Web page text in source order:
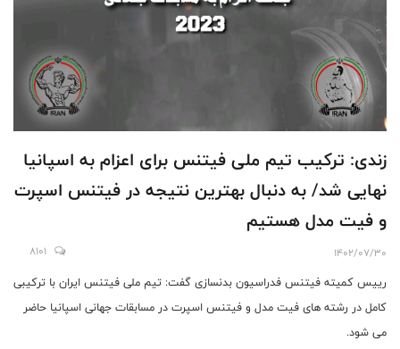
زندی: تركيب تيم ملى فيتنس برای اعزام به اسپانیا
نهايى شد/ به دنبال بهترین نتیجه در فیتنس اسپرت
و فیت مدل هستیم
1402/07/30
8101
رییس کمیته فیتنس فدراسیون بدنسازی گفت: تیم ملی فیتنس ایران با ترکیبی
کامل در رشته های فیت مدل و فیتنس اسپرت در مسابقات جهانی اسپانیا حاضر
می شود.